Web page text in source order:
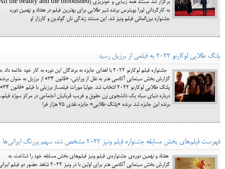
به کارگردانی لورا پویترس برنده شیر طلایی برای بهترین فیلم در هفتاد و نهمین دوره
جشنواره بین‌المللی فیلم ونیز شد. این مستند زندگی نان گولدین و کارزار او
پلنگ طلایی لوکارنو ۲۰۲۲ به فیلمی از برزیل رسید
جشنواره فیلم لوکارنو ۲۰۲۲ با اهدای جایزه به برندگان این دوره به کار خود خاتمه داد.
گزارش بخش سینمایی آکادمی هنر به نقل از ورایتی، «قانون ۳۴» از برزیل به عنوان برنده
پلنگ طلایی لوکارنو ۲۰۲۲ انتخاب شد. جولیا مورات فیلمساز برزیلی با فیلم «قانون ۳۴»
درباره دنیای سیاه یک دانشجوی زن حقوق و فریب قربانیان اجتماعی در مرکز سوژه فیلم،
برنده این جایزه شد. برنده «پلنگ طلایی» جایزه نقدی ۷۵ هزار فرا
فهرست فیلم‌های بخش مسابقه جشنواره فیلم ونیز ۲۰۲۲ مشخص شد، سهم پررنگ ایرانی‌ها
هفتاد و نهمین دوره‌ی جشنواره‌ی فیلم ونیز فیلم‌های بخش مسابقه خود را شناخت. به
گزارش بخش سینمایی آکادمی هنر برای اولین با در ونیز ۲۰۲۲ شاهد حضور دو فیلم